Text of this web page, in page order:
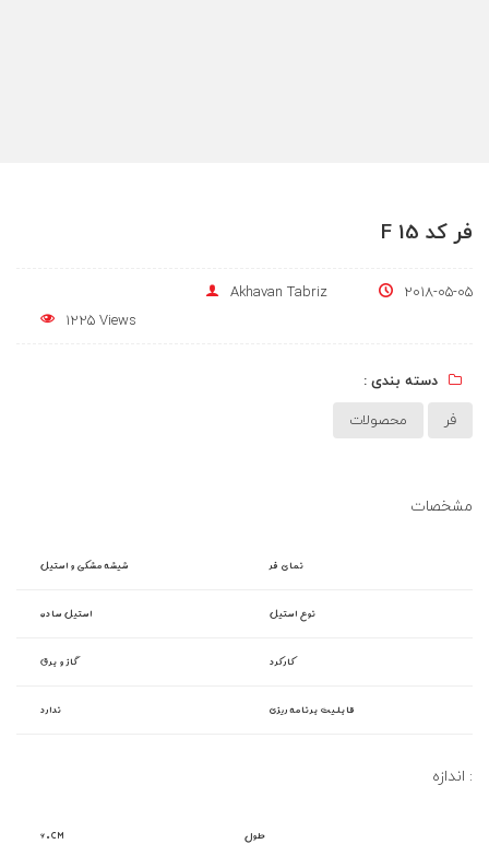
فر کد F 15
2018-05-05
Akhavan Tabriz
1225 Views
دسته بندی :
فر
محصولات
مشخصات
شیشه مشکی و استیل نمای فر
استیل ساده نوع استیل
گاز و برق کارکرد
ندارد قابلیت برنامه ریزی
اندازه :
۶۰CM طول